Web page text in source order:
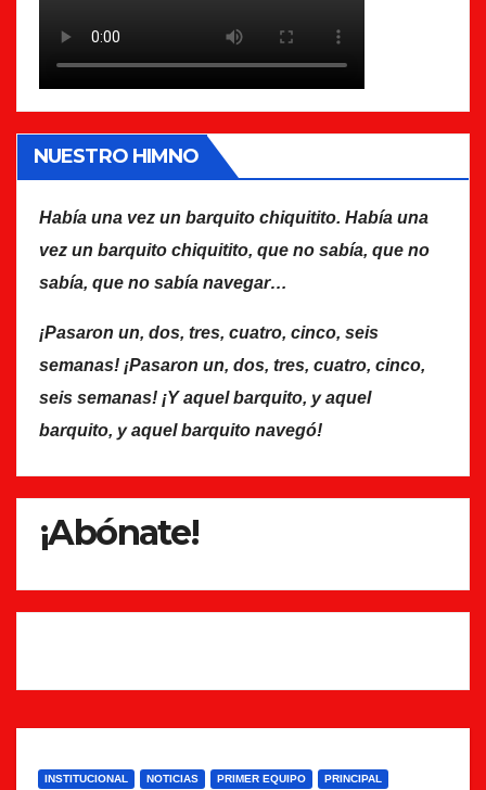
NUESTRO HIMNO
Había una vez un barquito chiquitito. Había una
vez un barquito chiquitito, que no sabía, que no
sabía, que no sabía navegar…
¡Pasaron un, dos, tres, cuatro, cinco, seis
semanas! ¡Pasaron un, dos, tres, cuatro, cinco,
seis semanas! ¡Y aquel barquito, y aquel
barquito, y aquel barquito navegó!
¡Abónate!
INSTITUCIONAL NOTICIAS PRIMER EQUIPO PRINCIPAL